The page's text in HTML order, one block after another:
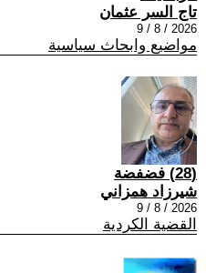
تاج السر عثمان
2026 / 8 / 9
مواضيع وابحاث سياسية
(28) فضفضة
شيرزاد همزاني
2026 / 8 / 9
القضية الكردية